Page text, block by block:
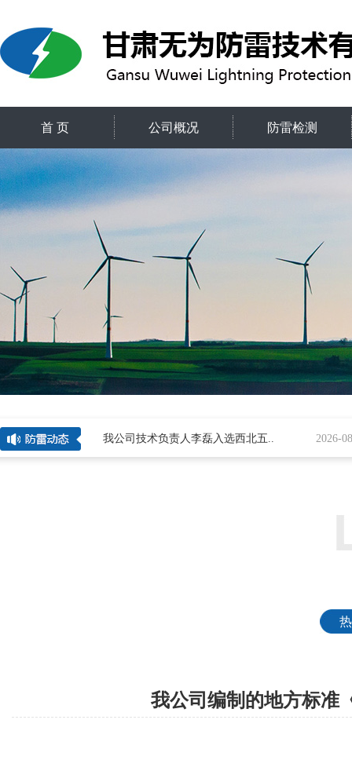
首 页 公司概况 防雷检测
27] 2026-08-
我公司技术负责人李磊入选西北五..
我公司编制的地方标准